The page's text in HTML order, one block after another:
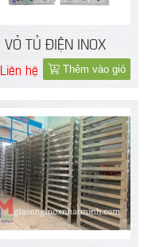
VỎ TỦ ĐIỆN INOX
Liên hệ Thêm vào giỏ